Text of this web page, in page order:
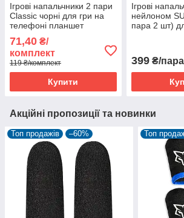
Ігрові напальчники 2 пари
Classic чорні для гри на
телефоні планшет
пубг пабг мобайл
71,40 ₴/
комплект
119 ₴/комплект
Купити
Ігрові
нейлоном
пара 2 шт)
399₴/пара
Акційні пропозиції та новинки
Топ продажів –60% Топ